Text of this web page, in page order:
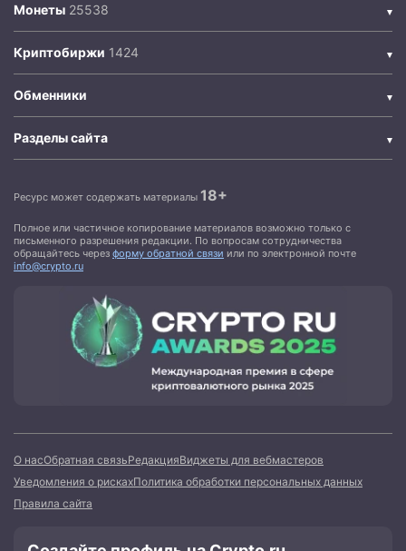
Монеты
Криптобиржи
Обменники
Разделы сайта
Ресурс может содержать материалы 18+
Полное или частичное копирование материалов возможно только с
письменного разрешения редакции. По вопросам сотрудничества
обращайтесь через форму обратной связи или по электронной почте
info@crypto.ru
О насОбратная связьРедакцияВиджеты для вебмастеров
Уведомления о рискахПолитика обработки персональных данных
Правила сайта